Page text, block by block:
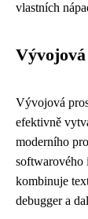
vlastních
Vývojová
efektivně
moderního
softwarového
kombinuje
debugger a